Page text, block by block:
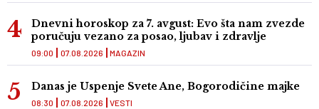
Dnevni horoskop za 7. avgust: Evo šta nam zvezde
poručuju vezano za posao, ljubav i zdravlje
MAGAZIN
09:00 07.08.2026
Danas je Uspenje Svete Ane, Bogorodičine majke
VESTI
08:30 07.08.2026